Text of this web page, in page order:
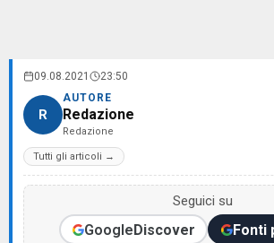
09.08.2021 23:50
R
AUTORE
Redazione
Redazione
Tutti gli articoli →
Seguici su
GoogleDiscover Fonti